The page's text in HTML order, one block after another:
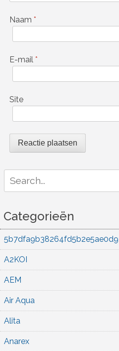
Naam *
E-mail *
Site
for:
Categorieën
A2KOI
AEM
Air Aqua
Alita
Anarex